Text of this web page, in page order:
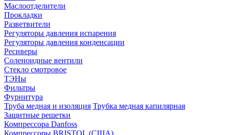
Маслоотделители
Прокладки
Разветвители
Регуляторы давления испарения
Регуляторы давления конденсации
Ресиверы
Соленоидные вентили
Стекло смотровое
ТЭНы
Фильтры
Фурнитура
Труба медная и изоляция Трубка медная капилярная
Защитные решетки
Компрессора Danfoss
Компрессоры BRISTOL (США)